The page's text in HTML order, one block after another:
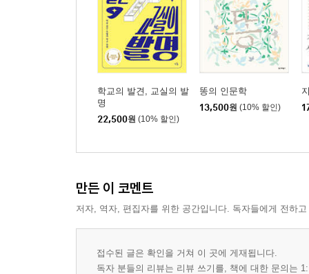
학교의 발견, 교실의 발
명
22,500원 (10% 할인)
똥의 인문학
13,500원 (10% 할인)
만든 이 코멘트
저자, 역자, 편집자를 위한 공간입니다. 독자들에게 전하
접수된 글은 확인을 거쳐 이 곳에 게재됩니다.
독자 분들의 리뷰는 리뷰 쓰기를, 책에 대한 문의는